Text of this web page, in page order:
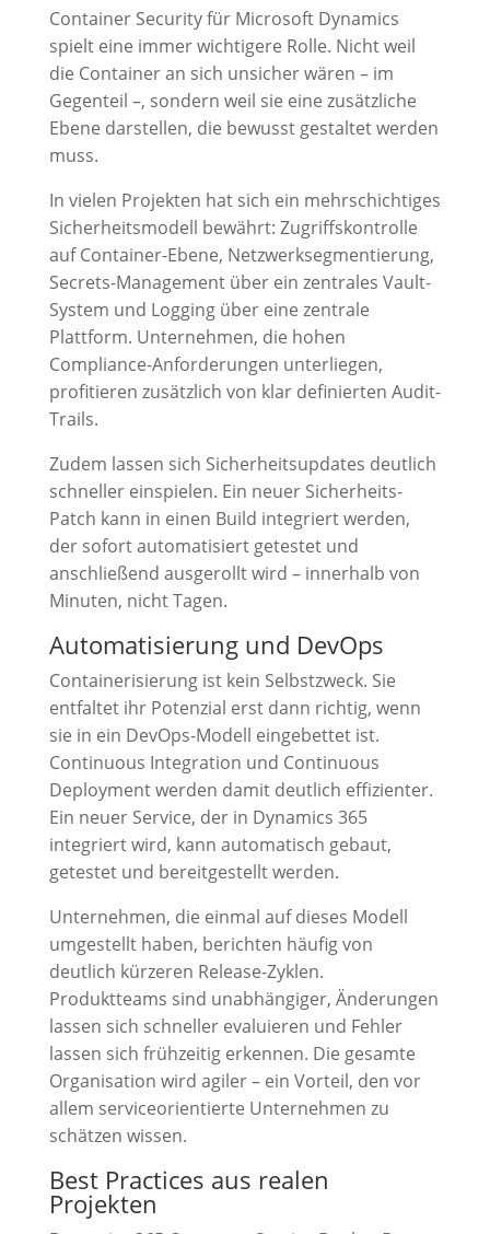
Container Security für Microsoft Dynamics
spielt eine immer wichtigere Rolle. Nicht weil
die Container an sich unsicher wären – im
Gegenteil –, sondern weil sie eine zusätzliche
Ebene darstellen, die bewusst gestaltet werden
muss.
In vielen Projekten hat sich ein mehrschichtiges
Sicherheitsmodell bewährt: Zugriffskontrolle
auf Container-Ebene, Netzwerksegmentierung,
Secrets-Management über ein zentrales Vault-
System und Logging über eine zentrale
Plattform. Unternehmen, die hohen
Compliance-Anforderungen unterliegen,
profitieren zusätzlich von klar definierten Audit-
Trails.
Zudem lassen sich Sicherheitsupdates deutlich
schneller einspielen. Ein neuer Sicherheits-
Patch kann in einen Build integriert werden,
der sofort automatisiert getestet und
anschließend ausgerollt wird – innerhalb von
Minuten, nicht Tagen.
Automatisierung und DevOps
Containerisierung ist kein Selbstzweck. Sie
entfaltet ihr Potenzial erst dann richtig, wenn
sie in ein DevOps-Modell eingebettet ist.
Continuous Integration und Continuous
Deployment werden damit deutlich effizienter.
Ein neuer Service, der in Dynamics 365
integriert wird, kann automatisch gebaut,
getestet und bereitgestellt werden.
Unternehmen, die einmal auf dieses Modell
umgestellt haben, berichten häufig von
deutlich kürzeren Release-Zyklen.
Produktteams sind unabhängiger, Änderungen
lassen sich schneller evaluieren und Fehler
lassen sich frühzeitig erkennen. Die gesamte
Organisation wird agiler – ein Vorteil, den vor
allem serviceorientierte Unternehmen zu
schätzen wissen.
Best Practices aus realen
Projekten